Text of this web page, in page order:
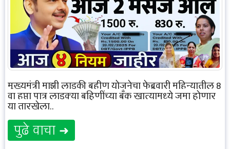
मुख्यमंत्री माझी लाडकी बहीण योजनेचा फेब्रुवारी महिन्यातील 8
वा हप्ता पात्र लाडक्या बहिणींच्या बँक खात्यामध्ये जमा होणार
या तारखेला..
पुढे वाचा ➜